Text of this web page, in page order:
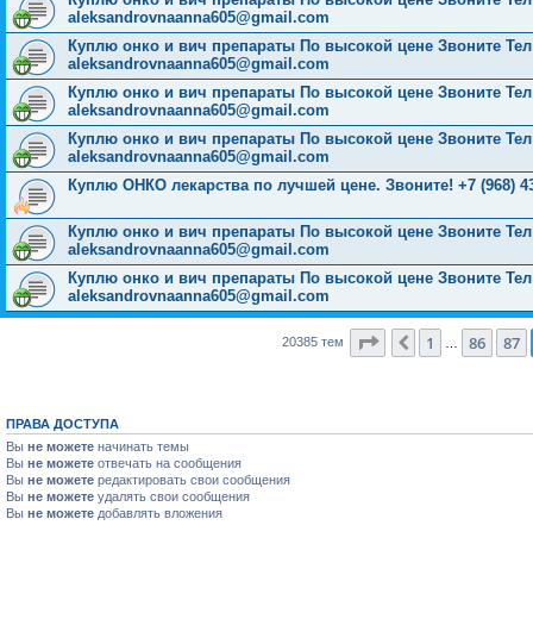
aleksandrovnaanna605@gmail.com
Куплю онко и вич препараты По высокой цене Звоните
aleksandrovnaanna605@gmail.com
Куплю онко и вич препараты По высокой цене Звоните
aleksandrovnaanna605@gmail.com
Куплю онко и вич препараты По высокой цене Звоните
aleksandrovnaanna605@gmail.com
Куплю ОНКО лекарства по лучшей цене. Звоните! +7 (968)
Куплю онко и вич препараты По высокой цене Звоните
aleksandrovnaanna605@gmail.com
Куплю онко и вич препараты По высокой цене Звоните
aleksandrovnaanna605@gmail.com
20385 тем Страница 88из 816
Пред.
1 86 87
ПРАВА ДОСТУПА
Вы не можете начинать темы
Вы не можете отвечать на сообщения
Вы не можете редактировать свои сообщения
Вы не можете удалять свои сообщения
Вы не можете добавлять вложения